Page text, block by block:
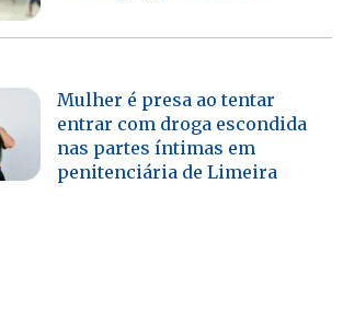
Mulher é presa ao tentar
entrar com droga escondida
nas partes íntimas em
penitenciária de Limeira